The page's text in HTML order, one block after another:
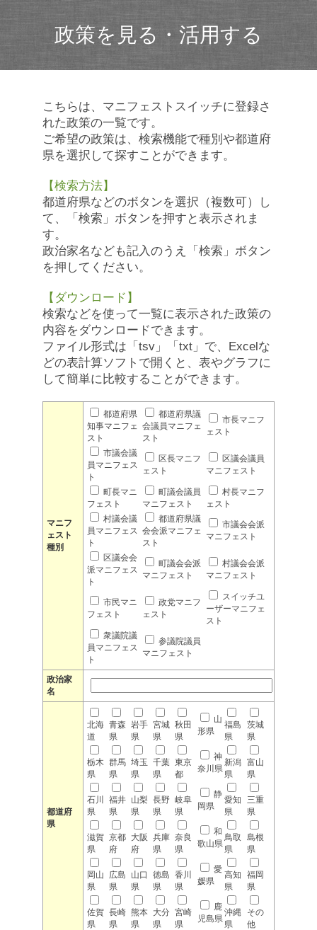
政策を見る・活用する
こちらは、マニフェストスイッチに登録さ
れた政策の一覧です。
ご希望の政策は、検索機能で種別や都道府
県を選択して探すことができます。
【検索方法】
都道府県などのボタンを選択（複数可）し
て、「検索」ボタンを押すと表示されま
す。
政治家名なども記入のうえ「検索」ボタン
を押してください。
【ダウンロード】
検索などを使って一覧に表示された政策の
内容をダウンロードできます。
ファイル形式は「tsv」「txt」で、Excelな
どの表計算ソフトで開くと、表やグラフに
して簡単に比較することができます。
マニフ
ェスト
種別
都道府県
知事マニフェ
スト
都道府県議
会議員マニフェ
スト
市長マニフ
ェスト
市議会議
員マニフェス
ト
区長マニフ
ェスト
区議会議員
マニフェスト
町長マニ
フェスト
町議会議員
マニフェスト
村長マニフ
ェスト
村議会議
員マニフェス
ト
都道府県議
会会派マニフェ
スト
市議会会派
マニフェスト
区議会会
派マニフェス
ト
町議会会派
マニフェスト
村議会会派
マニフェスト
市民マニ
フェスト
政党マニフ
ェスト
スイッチユ
ーザーマニフェ
スト
衆議院議
員マニフェス
ト
参議院議員
マニフェスト
政治家
名
都道府
県
北海
道
青森
県
岩手
県
宮城
県
秋田
県
山
形県
福島
県
茨城
県
栃木
県
群馬
県
埼玉
県
千葉
県
東京
都
神
奈川県
新潟
県
富山
県
石川
県
福井
県
山梨
県
長野
県
岐阜
県
静
岡県
愛知
県
三重
県
滋賀
県
京都
府
大阪
府
兵庫
県
奈良
県
和
歌山県
鳥取
県
島根
県
岡山
県
広島
県
山口
県
徳島
県
香川
県
愛
媛県
高知
県
福岡
県
佐賀
県
長崎
県
熊本
県
大分
県
宮崎
県
鹿
児島県
沖縄
県
その
他